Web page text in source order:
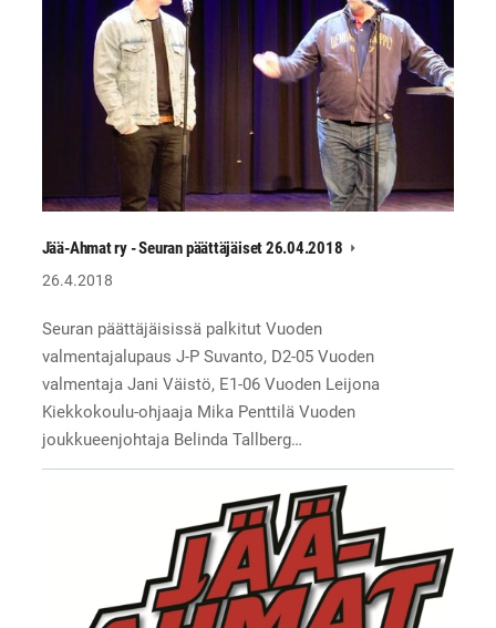
Jää-Ahmat ry - Seuran päättäjäiset 26.04.2018
26.4.2018
Seuran päättäjäisissä palkitut Vuoden
valmentajalupaus J-P Suvanto, D2-05 Vuoden
valmentaja Jani Väistö, E1-06 Vuoden Leijona
Kiekkokoulu-ohjaaja Mika Penttilä Vuoden
joukkueenjohtaja Belinda Tallberg…